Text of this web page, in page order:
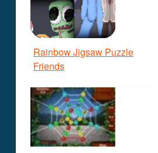
Rainbow Jigsaw Puzzle
Friends